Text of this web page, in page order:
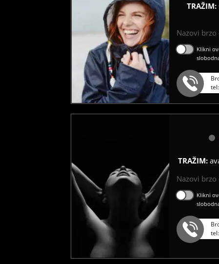
TRAŽIM:
Nazovi brzo
Klikni
TRAŽIM:
Nazovi brzo
Klikni